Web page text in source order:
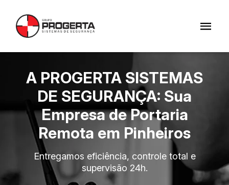
A PROGERTA SISTEMAS
DE SEGURANÇA: Sua
Empresa de Portaria
Remota em Pinheiros
Entregamos eficiência, controle total e
supervisão 24h.